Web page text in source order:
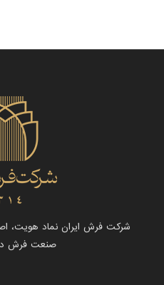
شرکت فرش ایران نماد هویت،
صنعت فرش